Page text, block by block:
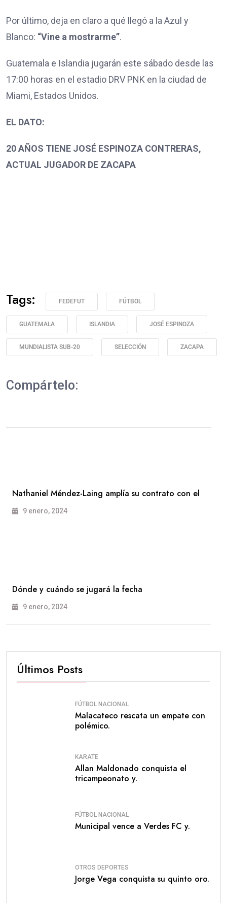
Por último, deja en claro a qué llegó a la Azul y
Blanco: “Vine a mostrarme”.
Guatemala e Islandia jugarán este sábado desde las
17:00 horas en el estadio DRV PNK en la ciudad de
Miami, Estados Unidos.
EL DATO:
20 AÑOS TIENE JOSÉ ESPINOZA CONTRERAS,
ACTUAL JUGADOR DE ZACAPA
Tags: FEDEFUT FÚTBOL
GUATEMALA ISLANDIA JOSÉ ESPINOZA
MUNDIALISTA SUB-20 SELECCIÓN ZACAPA
Compártelo:
Nathaniel Méndez-Laing amplía su contrato con el
9 enero, 2024
Dónde y cuándo se jugará la fecha
9 enero, 2024
Últimos Posts
FÚTBOL NACIONAL
Malacateco rescata un empate con
polémico.
KARATE
Allan Maldonado conquista el
tricampeonato y.
FÚTBOL NACIONAL
Municipal vence a Verdes FC y.
OTROS DEPORTES
Jorge Vega conquista su quinto oro.